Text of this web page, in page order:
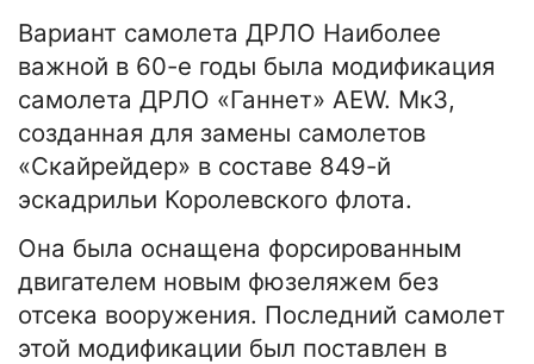
Вариант самолета ДРЛО Наиболее
важной в 60-е годы была модификация
самолета ДРЛО «Ганнет» AEW. МкЗ,
созданная для замены самолетов
«Скайрейдер» в составе 849-й
эскадрильи Королевского флота.
Она была оснащена форсированным
двигателем новым фюзеляжем без
отсека вооружения. Последний самолет
этой модификации был поставлен в